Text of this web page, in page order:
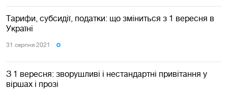
Тарифи, субсидії, податки: що зміниться з 1 вересня в
Україні
31 серпня 2021
З 1 вересня: зворушливі і нестандартні привітання у
віршах і прозі